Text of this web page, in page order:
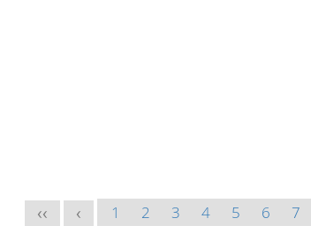
<< < 1 2 3 4 5 6 7